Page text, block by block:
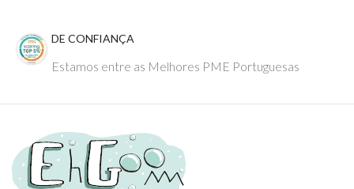
DE CONFIANÇA
Estamos entre as Melhores PME Portuguesas